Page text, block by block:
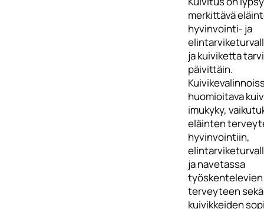
merkittävä
hyvinvointi- ja
ja kuiviketta
päivittäin.
huomioitava
imukyky,
eläinten
hyvinvointiin,
ja navetassa
terveyteen sekä
kuivikkeiden